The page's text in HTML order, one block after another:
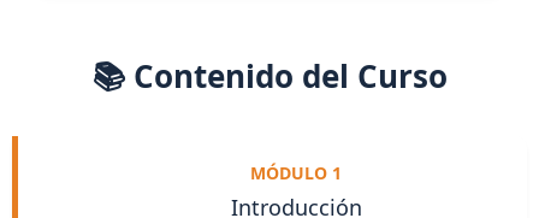
📚 Contenido del Curso
MÓDULO 1
Introducción